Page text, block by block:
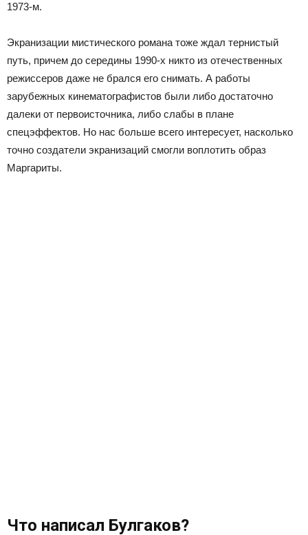
1973-м.
Экранизации мистического романа тоже ждал тернистый
путь, причем до середины 1990-х никто из отечественных
режиссеров даже не брался его снимать. А работы
зарубежных кинематографистов были либо достаточно
далеки от первоисточника, либо слабы в плане
спецэффектов. Но нас больше всего интересует, насколько
точно создатели экранизаций смогли воплотить образ
Маргариты.
Что написал Булгаков?